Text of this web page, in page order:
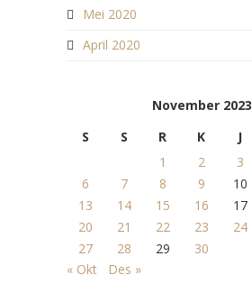
Mei 2020
April 2020
November 2023
S
S R K J
1
2 3
6
7 8 9 10
13
14 15 16 17
20
21 22 23 24
27
28 29
30
« Okt
Des »